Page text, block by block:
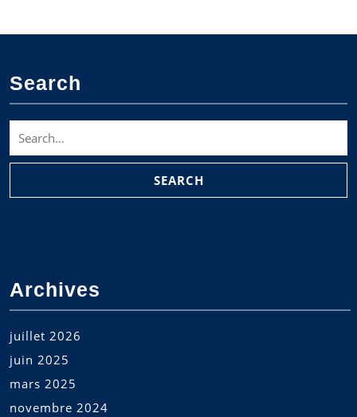
Search
for:
Archives
juillet 2026
juin 2025
mars 2025
novembre 2024